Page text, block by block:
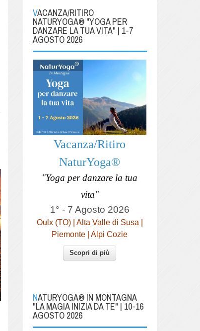
VACANZA/RITIRO
NATURYOGA® "YOGA PER
DANZARE LA TUA VITA" | 1-7
AGOSTO 2026
Vacanza/Ritiro
NaturYoga®
"Yoga per danzare la tua
vita"
1° - 7 Agosto 2026
Oulx (TO) | Alta Valle di Susa |
Piemonte | Alpi Cozie
Scopri di più
NATURYOGA® IN MONTAGNA
"LA MAGIA INIZIA DA TE" | 10-16
AGOSTO 2026